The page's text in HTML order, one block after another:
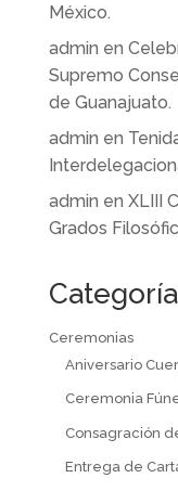
México.
admin en
Supremo
de Guanajuato.
admin en
admin en XLIII
Grados
Ceremonias
Aniversario
Ceremonia
Consagración
Entrega de